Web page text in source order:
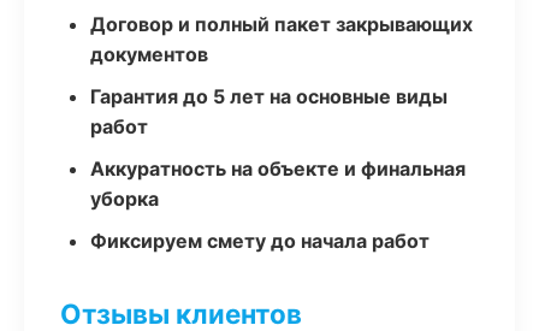
Договор и полный пакет закрывающих
документов
Гарантия до 5 лет на основные виды
работ
Аккуратность на объекте и финальная
уборка
Фиксируем смету до начала работ
Отзывы клиентов